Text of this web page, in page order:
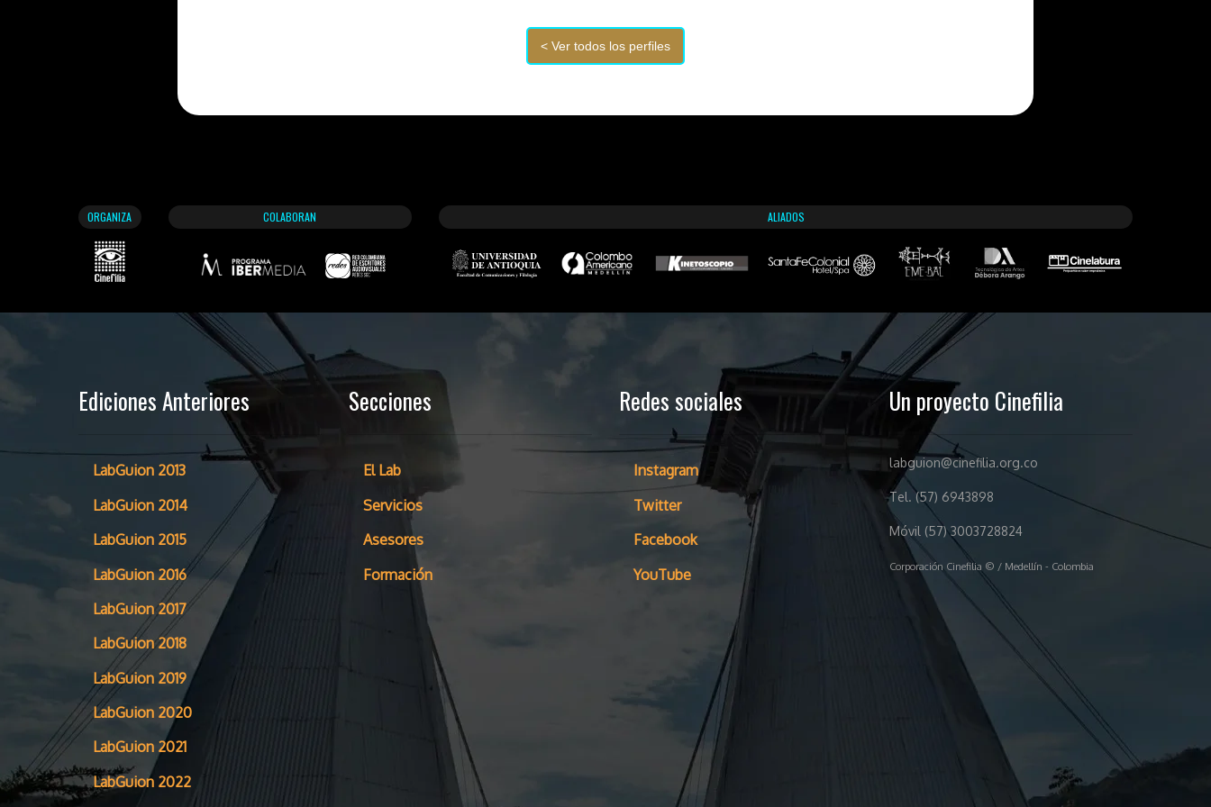
ORGANIZA COLABORAN ALIADOS
Ediciones Anteriores
LabGuion 2013
LabGuion 2014
LabGuion 2015
LabGuion 2016
LabGuion 2017
LabGuion 2018
LabGuion 2019
LabGuion 2020
LabGuion 2021
LabGuion 2022
Secciones
El Lab
Servicios
Asesores
Formación
Redes sociales
Instagram
Twitter
Facebook
YouTube
Un proyecto Cinefilia
labguion@cinefilia.org.co
Tel. (57) 6943898
Móvil (57) 3003728824
Corporación Cinefilia © / Medellín - Colombia